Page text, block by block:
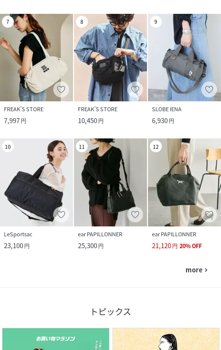
7
FREAK’S STORE
7,997円
8
FREAK’S STORE
10,450円
9
SLOBE IENA
6,930円
10
LeSportsac
23,100円
11
ear PAPILLONNER
25,300円
12
ear PAPILLONNER
21,120円 20%OFF
more navigate_next
トピックス